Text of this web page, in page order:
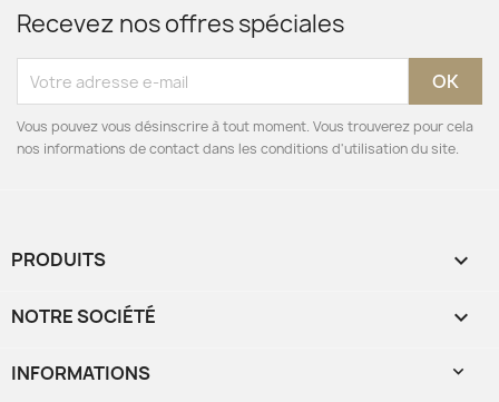
Recevez nos offres spéciales
Vous pouvez vous désinscrire à tout moment. Vous trouverez pour cela
nos informations de contact dans les conditions d'utilisation du site.
PRODUITS 
NOTRE SOCIÉTÉ 
INFORMATIONS keyboard_arrow_down